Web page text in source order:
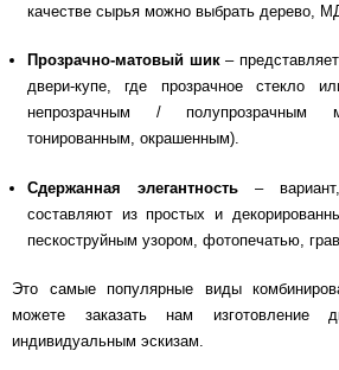
Контакты
качестве сырья можно выбрать дерево,
Прозрачно-матовый шик–
двери-купе, где прозрачное стекло
непрозрачным / полупрозрачным
тонированным, окрашенным).
Сдержанная элегантность–
составляют из простых и
пескоструйным узором, фотопечатью,
Это самые популярные виды
можете заказать нам изготовление
индивидуальным эскизам.